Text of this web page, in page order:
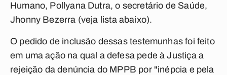
Humano, Pollyana Dutra, o secretário de Saúde,
Jhonny Bezerra (veja lista abaixo).
O pedido de inclusão dessas testemunhas foi feito
em uma ação na qual a defesa pede à Justiça a
rejeição da denúncia do MPPB por "inépcia e pela